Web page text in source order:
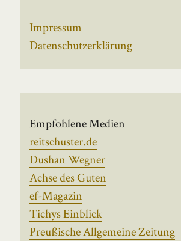
Impressum
Datenschutzerklärung
Empfohlene Medien
reitschuster.de
Dushan Wegner
Achse des Guten
ef-Magazin
Tichys Einblick
Preußische Allgemeine Zeitung